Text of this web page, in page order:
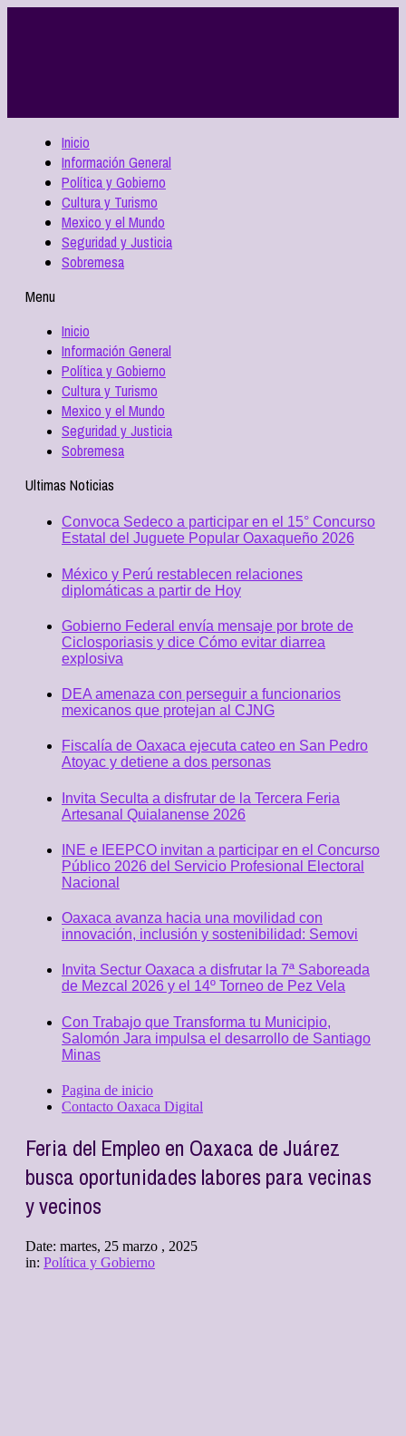
Inicio
Información General
Política y Gobierno
Cultura y Turismo
Mexico y el Mundo
Seguridad y Justicia
Sobremesa
Menu
Inicio
Información General
Política y Gobierno
Cultura y Turismo
Mexico y el Mundo
Seguridad y Justicia
Sobremesa
Ultimas Noticias
Convoca Sedeco a participar en el 15° Concurso
Estatal del Juguete Popular Oaxaqueño 2026
México y Perú restablecen relaciones
diplomáticas a partir de Hoy
Gobierno Federal envía mensaje por brote de
Ciclosporiasis y dice Cómo evitar diarrea
explosiva
DEA amenaza con perseguir a funcionarios
mexicanos que protejan al CJNG
Fiscalía de Oaxaca ejecuta cateo en San Pedro
Atoyac y detiene a dos personas
Invita Seculta a disfrutar de la Tercera Feria
Artesanal Quialanense 2026
INE e IEEPCO invitan a participar en el Concurso
Público 2026 del Servicio Profesional Electoral
Nacional
Oaxaca avanza hacia una movilidad con
innovación, inclusión y sostenibilidad: Semovi
Invita Sectur Oaxaca a disfrutar la 7ª Saboreada
de Mezcal 2026 y el 14º Torneo de Pez Vela
Con Trabajo que Transforma tu Municipio,
Salomón Jara impulsa el desarrollo de Santiago
Minas
Pagina de inicio
Contacto Oaxaca Digital
Feria del Empleo en Oaxaca de Juárez
busca oportunidades labores para vecinas
y vecinos
Date: martes, 25 marzo , 2025
in: Política y Gobierno